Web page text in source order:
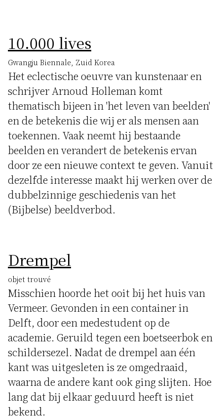
10.000 lives
Gwangju Biennale, Zuid Korea
Het eclectische oeuvre van kunstenaar en
schrijver Arnoud Holleman komt
thematisch bijeen in 'het leven van beelden'
en de betekenis die wij er als mensen aan
toekennen. Vaak neemt hij bestaande
beelden en verandert de betekenis ervan
door ze een nieuwe context te geven. Vanuit
dezelfde interesse maakt hij werken over de
dubbelzinnige geschiedenis van het
(Bijbelse) beeldverbod.
Drempel
objet trouvé
Misschien hoorde het ooit bij het huis van
Vermeer. Gevonden in een container in
Delft, door een medestudent op de
academie. Geruild tegen een boetseerbok en
schildersezel. Nadat de drempel aan één
kant was uitgesleten is ze omgedraaid,
waarna de andere kant ook ging slijten. Hoe
lang dat bij elkaar geduurd heeft is niet
bekend.